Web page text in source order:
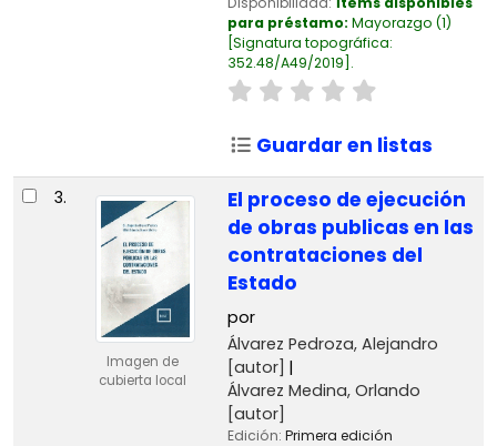
para préstamo: Mayorazgo (1)
Signatura topográfica:
352.48/A49/2019 .
Guardar en listas
3.
Imagen de
cubierta local
El proceso de ejecución
de obras publicas en las
contrataciones del
Estado
por
Álvarez Pedroza, Alejandro
[autor]
Álvarez Medina, Orlando
[autor]
Edición: Primera edición